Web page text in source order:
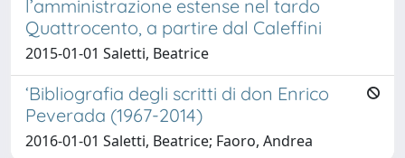
l’amministrazione estense nel tardo
Quattrocento, a partire dal Caleffini
2015-01-01 Saletti, Beatrice
‘Bibliografia degli scritti di don Enrico
Peverada (1967-2014)
2016-01-01 Saletti, Beatrice; Faoro, Andrea